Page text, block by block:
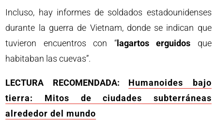
Incluso, hay informes de soldados estadounidenses
durante la guerra de Vietnam, donde se indican que
tuvieron encuentros con “lagartos erguidos que
habitaban las cuevas”.
LECTURA RECOMENDADA: Humanoides bajo
tierra: Mitos de ciudades subterráneas
alrededor del mundo